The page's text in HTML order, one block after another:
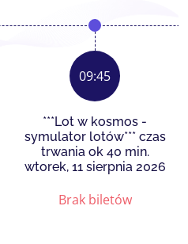
09:45
***Lot w kosmos -
symulator lotów*** czas
trwania ok 40 min.
wtorek, 11 sierpnia 2026
Brak biletów